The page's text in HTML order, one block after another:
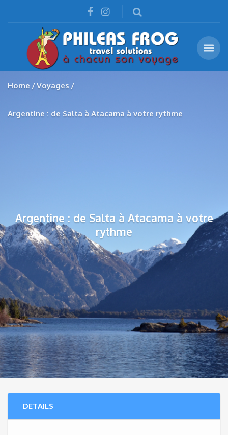
Home Voyages
Argentine : de Salta à Atacama à votre rythme
Argentine : de Salta à Atacama à votre
rythme
DETAILS